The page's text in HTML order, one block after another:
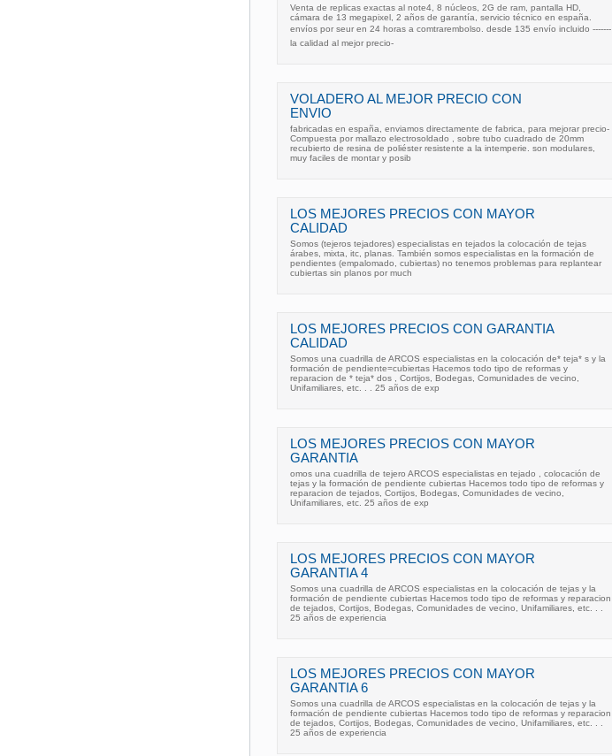
Venta de replicas exactas al note4, 8 núcleos, 2G de ram, pantalla HD,
cámara de 13 megapixel, 2 años de garantía, servicio técnico en españa.
envíos por seur en 24 horas a comtrarembolso. desde 135 envío incluido -------
la calidad al mejor precio-
VOLADERO AL MEJOR PRECIO CON
ENVIO
fabricadas en españa, enviamos directamente de fabrica, para mejorar precio-
Compuesta por mallazo electrosoldado , sobre tubo cuadrado de 20mm
recubierto de resina de poliéster resistente a la intemperie. son modulares,
muy faciles de montar y posib
LOS MEJORES PRECIOS CON MAYOR
CALIDAD
Somos (tejeros tejadores) especialistas en tejados la colocación de tejas
árabes, mixta, itc, planas. También somos especialistas en la formación de
pendientes (empalomado, cubiertas) no tenemos problemas para replantear
cubiertas sin planos por much
LOS MEJORES PRECIOS CON GARANTIA
CALIDAD
Somos una cuadrilla de ARCOS especialistas en la colocación de* teja* s y la
formación de pendiente=cubiertas Hacemos todo tipo de reformas y
reparacion de * teja* dos , Cortijos, Bodegas, Comunidades de vecino,
Unifamiliares, etc. . . 25 años de exp
LOS MEJORES PRECIOS CON MAYOR
GARANTIA
omos una cuadrilla de tejero ARCOS especialistas en tejado , colocación de
tejas y la formación de pendiente cubiertas Hacemos todo tipo de reformas y
reparacion de tejados, Cortijos, Bodegas, Comunidades de vecino,
Unifamiliares, etc. 25 años de exp
LOS MEJORES PRECIOS CON MAYOR
GARANTIA 4
Somos una cuadrilla de ARCOS especialistas en la colocación de tejas y la
formación de pendiente cubiertas Hacemos todo tipo de reformas y reparacion
de tejados, Cortijos, Bodegas, Comunidades de vecino, Unifamiliares, etc. . .
25 años de experiencia
LOS MEJORES PRECIOS CON MAYOR
GARANTIA 6
Somos una cuadrilla de ARCOS especialistas en la colocación de tejas y la
formación de pendiente cubiertas Hacemos todo tipo de reformas y reparacion
de tejados, Cortijos, Bodegas, Comunidades de vecino, Unifamiliares, etc. . .
25 años de experiencia